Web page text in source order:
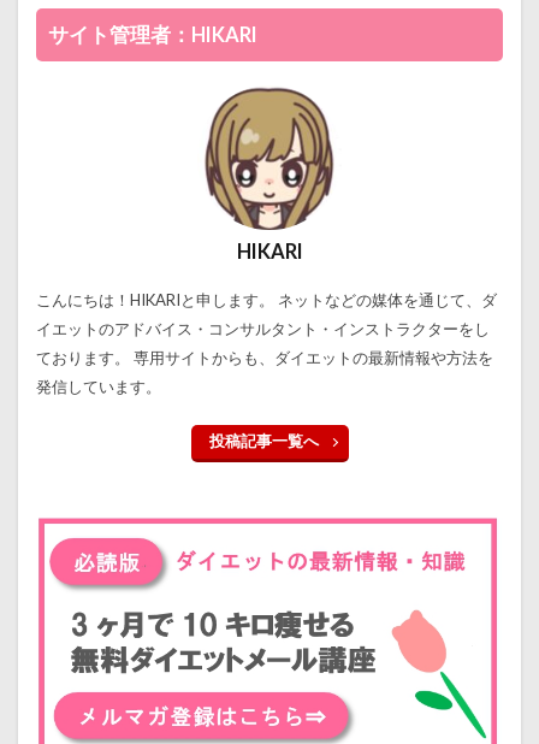
サイト管理者：HIKARI
HIKARI
こんにちは！HIKARIと申します。 ネットなどの媒体を通じて、ダ
イエットのアドバイス・コンサルタント・インストラクターをし
ております。 専用サイトからも、ダイエットの最新情報や方法を
発信しています。
投稿記事一覧へ